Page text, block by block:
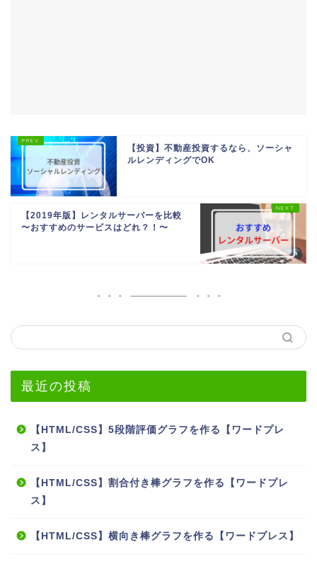
【投資】不動産投資するなら、ソーシャ
ルレンディングでOK
【2019年版】レンタルサーバーを比較
〜おすすめのサービスはどれ？！〜
最近の投稿
【HTML/CSS】5段階評価グラフを作る【ワードプレ
ス】
【HTML/CSS】割合付き棒グラフを作る【ワードプレ
ス】
【HTML/CSS】横向き棒グラフを作る【ワードプレス】